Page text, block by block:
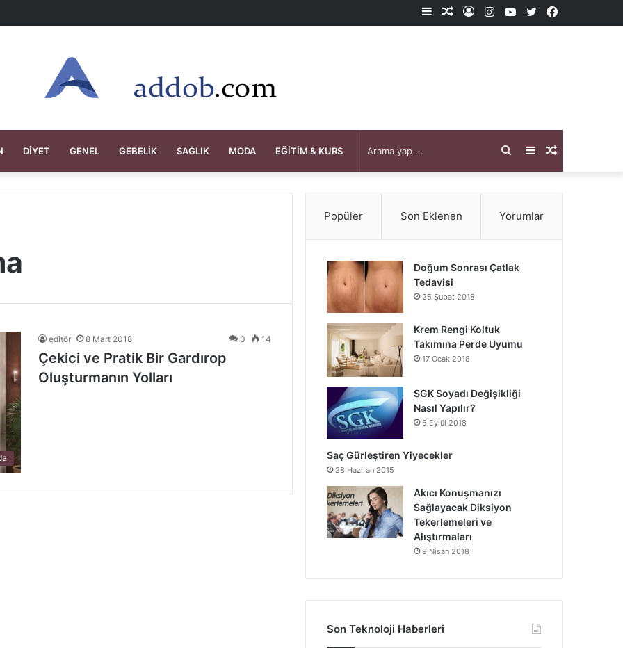
Facebook
X
YouTube
Instagram
Kayıt
Rastgele
Kenar
DIYET GENEL GEBELIK SAĞLIK MODA EĞITIM & KURS Rastgele
Makale
Kenar
Bölmesi
Arama
yap
editör 8 Mart 2018 0 14
Çekici ve Pratik Bir Gardırop
Oluşturmanın Yolları
Popüler Son Eklenen Yorumlar
Doğum Sonrası Çatlak
Tedavisi
25 Şubat 2018
Krem Rengi Koltuk
Takımına Perde Uyumu
17 Ocak 2018
SGK Soyadı Değişikliği
Nasıl Yapılır?
6 Eylül 2018
Saç Gürleştiren Yiyecekler
28 Haziran 2015
Akıcı Konuşmanızı
Sağlayacak Diksiyon
Tekerlemeleri ve
Alıştırmaları
9 Nisan 2018
Son Teknoloji Haberleri